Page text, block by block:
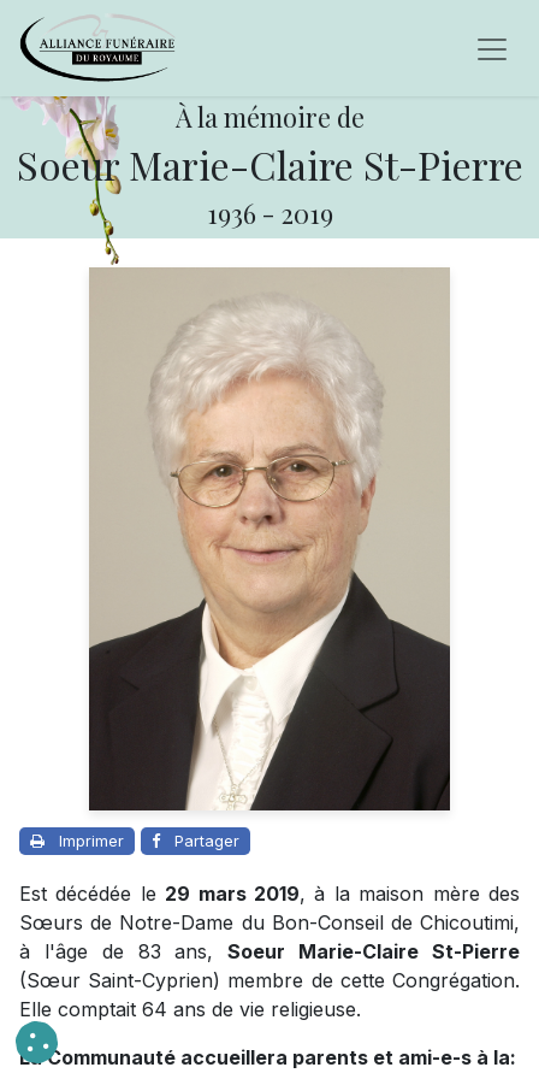
À la mémoire de
Soeur Marie-Claire St-Pierre
1936 - 2019
Imprimer Partager
Est décédée le 29 mars 2019, à la maison mère des
Sœurs de Notre-Dame du Bon-Conseil de Chicoutimi,
à l'âge de 83 ans,Soeur Marie-Claire St-Pierre
(Sœur Saint-Cyprien) membre de cette Congrégation.
Elle comptait 64 ans de vie religieuse.
La Communauté accueillera parents et ami-e-s à la: